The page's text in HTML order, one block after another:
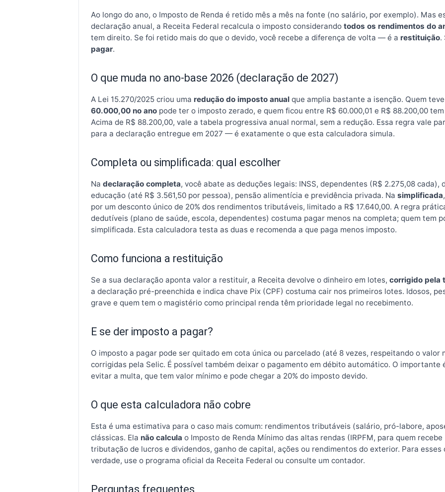
Ao longo do ano, o Imposto de Renda é retido mês a mês na fonte (no salário, por exemplo). Mas
declaração anual, a Receita Federal recalcula o imposto considerando todos os rendimentos do
tem direito. Se foi retido mais do que o devido, você recebe a diferença de volta — é a restituição.
pagar.
O que muda no ano-base 2026 (declaração de 2027)
A Lei 15.270/2025 criou uma redução do imposto anual que amplia bastante a isenção. Quem
60.000,00 no ano pode ter o imposto zerado, e quem ficou entre R$ 60.000,01 e R$ 88.200,00
Acima de R$ 88.200,00, vale a tabela progressiva anual normal, sem a redução. Essa regra vale
para a declaração entregue em 2027 — é exatamente o que esta calculadora simula.
Completa ou simplificada: qual escolher
Na declaração completa, você abate as deduções legais: INSS, dependentes (R$ 2.275,08 cada),
educação (até R$ 3.561,50 por pessoa), pensão alimentícia e previdência privada. Na simplificada
por um desconto único de 20% dos rendimentos tributáveis, limitado a R$ 17.640,00. A regra
dedutíveis (plano de saúde, escola, dependentes) costuma pagar menos na completa; quem tem
simplificada. Esta calculadora testa as duas e recomenda a que paga menos imposto.
Como funciona a restituição
Se a sua declaração aponta valor a restituir, a Receita devolve o dinheiro em lotes, corrigido pela
a declaração pré-preenchida e indica chave Pix (CPF) costuma cair nos primeiros lotes. Idosos,
grave e quem tem o magistério como principal renda têm prioridade legal no recebimento.
E se der imposto a pagar?
O imposto a pagar pode ser quitado em cota única ou parcelado (até 8 vezes, respeitando o valor
corrigidas pela Selic. É possível também deixar o pagamento em débito automático. O importante
evitar a multa, que tem valor mínimo e pode chegar a 20% do imposto devido.
O que esta calculadora não cobre
Esta é uma estimativa para o caso mais comum: rendimentos tributáveis (salário, pró-labore,
clássicas. Ela não calcula o Imposto de Renda Mínimo das altas rendas (IRPFM, para quem
tributação de lucros e dividendos, ganho de capital, ações ou rendimentos do exterior. Para esses
verdade, use o programa oficial da Receita Federal ou consulte um contador.
Perguntas frequentes